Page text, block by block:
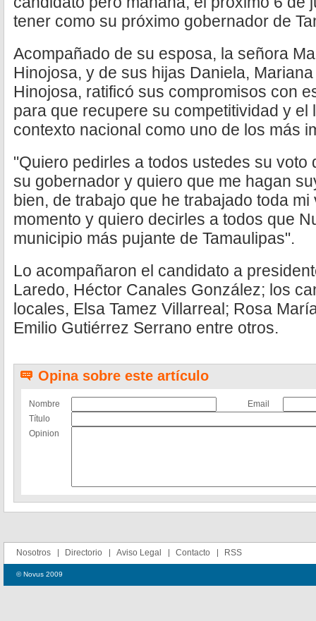
tener como su próximo gobernador de
Acompañado de su esposa, la señora
Hinojosa, y de sus hijas Daniela,
Hinojosa, ratificó sus compromisos con
para que recupere su competitividad y el
contexto nacional como uno de los más
"Quiero pedirles a todos ustedes su voto
su gobernador y quiero que me hagan
bien, de trabajo que he trabajado toda
momento y quiero decirles a todos que
municipio más pujante de Tamaulipas".
Lo acompañaron el candidato a
Laredo, Héctor Canales González; los
locales, Elsa Tamez Villarreal; Rosa
Emilio Gutiérrez Serrano entre otros.
Opina sobre este artículo
Nombre
Email
Título
Opinion
Nosotros Directorio Aviso Legal Contacto RSS
© Novus 2009